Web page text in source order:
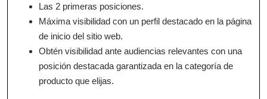
Las 2 primeras posiciones.
Máxima visibilidad con un perfil destacado en la página
de inicio del sitio web.
Obtén visibilidad ante audiencias relevantes con una
posición destacada garantizada en la categoría de
producto que elijas.